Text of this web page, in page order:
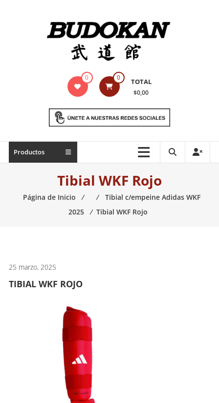
Indumentaria
marciales
Todo
necesario
0 0 TOTAL
$0,00
Productos
Tibial WKF Rojo
Página de Inicio ⁄ ⁄
Tibial c/empeine Adidas WKF
2025
⁄ Tibial WKF Rojo
25 marzo, 2025
TIBIAL WKF ROJO